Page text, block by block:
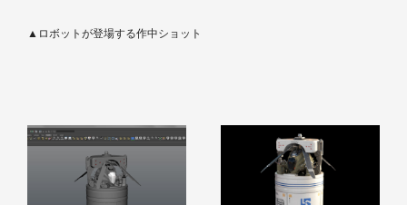
▲ロボットが登場する作中ショット